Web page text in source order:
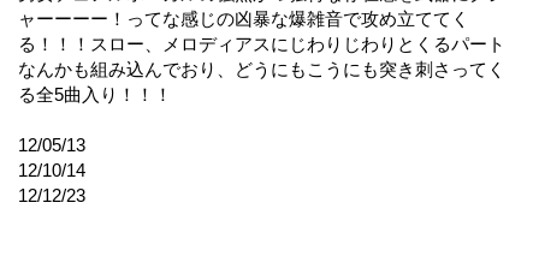
ャーーーー！ってな感じの凶暴な爆雑音で攻め立ててく
る！！！スロー、メロディアスにじわりじわりとくるパート
なんかも組み込んでおり、どうにもこうにも突き刺さってく
る全5曲入り！！！
12/05/13
12/10/14
12/12/23